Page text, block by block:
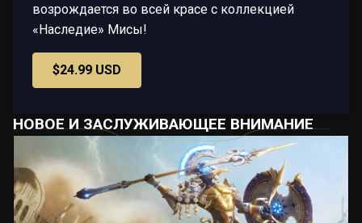
возрождается во всей красе с коллекцией
«Наследие» Мисы!
$24.99 USD
НОВОЕ И ЗАСЛУЖИВАЮЩЕЕ ВНИМАНИЕ